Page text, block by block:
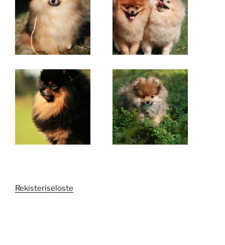
Rekisteriseloste